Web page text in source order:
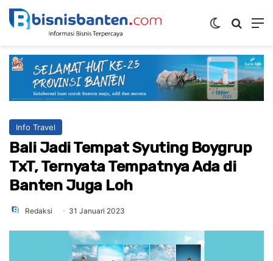
Switch skin
Info Travel
Bali Jadi Tempat Syuting Boygrup
TxT, Ternyata Tempatnya Ada di
Banten Juga Loh
Redaksi 31 Januari 2023